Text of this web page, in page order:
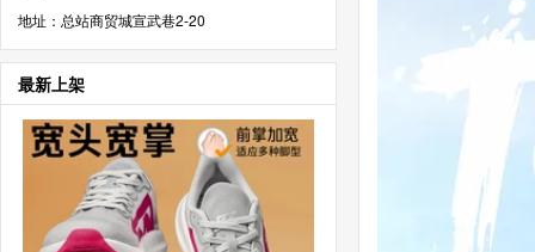
地址：总站商贸城宣武巷2-20
最新上架